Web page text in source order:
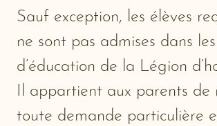
Sauf exception, les élèves
ne sont pas admises dans
d’éducation de la Légion
Il appartient aux parents de
toute demande particulière